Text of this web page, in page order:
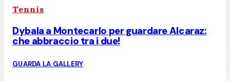
Tennis
Dybala a Montecarlo per guardare Alcaraz:
che abbraccio tra i due!
GUARDA LA GALLERY